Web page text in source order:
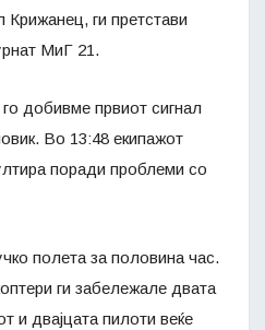
ги претстави
МиГ 21.
добивме првиот сигнал
Во 13:48 екипажот
поради проблеми со
полета за половина час.
ги забележале двата
и двајцата пилоти веќе